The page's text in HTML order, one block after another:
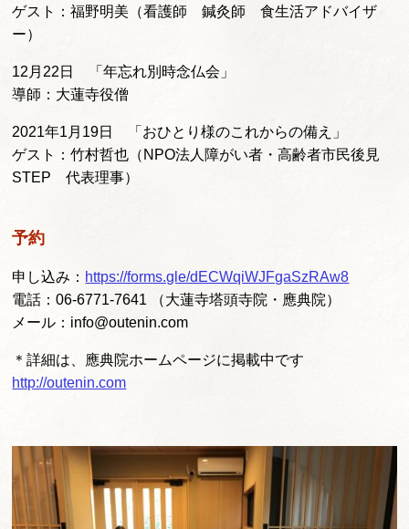
ゲスト：福野明美（看護師 鍼灸師 食生活アドバイザ
ー）
12月22日 「年忘れ別時念仏会」
導師：大蓮寺役僧
2021年1月19日 「おひとり様のこれからの備え」
ゲスト：竹村哲也（NPO法人障がい者・高齢者市民後見
STEP 代表理事）
予約
申し込み： https://forms.gle/dECWqiWJFgaSzRAw8
電話：06-6771-7641 （大蓮寺塔頭寺院・應典院）
メール：info@outenin.com
＊詳細は、應典院ホームページに掲載中です
http://outenin.com